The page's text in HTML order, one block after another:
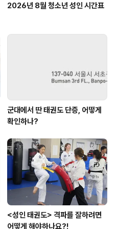
2026년 8월 청소년 성인 시간표
군대에서 딴 태권도 단증, 어떻게
확인하나?
<성인 태권도> 격파를 잘하려면
어떻게 해야하나요?!